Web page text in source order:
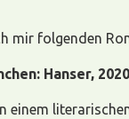
mir folgenden
Hanser,